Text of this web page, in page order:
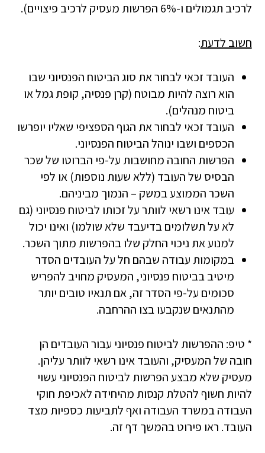
לרכיב תגמולים ו-6% הפרשות מעסיק לרכיב פיצויים).
חשוב לדעת:
העובד זכאי לבחור את סוג הביטוח הפנסיוני שבו
הוא רוצה להיות מבוטח (קרן פנסיה, קופת גמל או
ביטוח מנהלים).
העובד זכאי לבחור את הגוף הספציפי שאליו יופרשו
הכספים ושבו ינוהל הביטוח הפנסיוני.
הפרשות החובה מחושבות על-פי הברוטו של שכר
הבסיס של העובד (ללא שעות נוספות) או לפי
השכר הממוצע במשק – הנמוך מביניהם.
עובד אינו רשאי לוותר על זכותו לביטוח פנסיוני (גם
לא על תשלומים בדיעבד שלא שולמו) ואינו יכול
למנוע את ניכוי החלק שלו בהפרשות מתוך השכר.
במקומות עבודה שבהם חל על העובדים הסדר
מיטיב בביטוח פנסיוני, המעסיק מחויב להפריש
סכומים על-פי הסדר זה, אם תנאיו טובים יותר
מהתנאים שנקבעו בצו ההרחבה.
* טיפ: ההפרשות לביטוח פנסיוני עבור העובדים הן
חובה של המעסיק, והעובד אינו רשאי לוותר עליהן.
מעסיק שלא מבצע הפרשות לביטוח הפנסיוני עשוי
להיות חשוף להטלת קנסות מהיחידה לאכיפת חוקי
העבודה במשרד העבודה ואף לתביעות כספיות מצד
העובד. ראו פירוט בהמשך דף זה.